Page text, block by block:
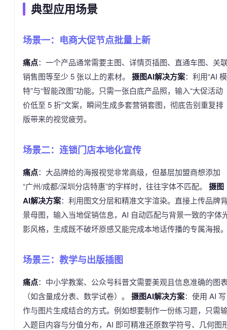
典型应用场景
场景一：电商大促节点批量上新
痛点：一个产品通常需要主图、详情页插图、直通车图、关
销售图等至少 5 张以上的素材。 摄图AI解决方案：利用“AI 模
特”与“智能改图”功能。只需一张白底产品照，输入“大促活动
价低至 5 折”文案，瞬间生成多套营销套图，彻底告别重复排
版带来的视觉疲劳。
场景二：连锁门店本地化宣传
痛点：大品牌给的海报视觉非常高级，但基层加盟商想添加
“广州/成都/深圳分店特惠”的字样时，往往字体不匹配。 摄图
AI解决方案：利用图文分层和精准文字渲染。直接上传品牌
景母图，输入当地促销信息，AI 自动匹配与背景一致的字体
影风格，生成既不破坏原感又能完成本地话传播的专属海报
场景三：教学与出版插图
痛点：中小学教案、公众号科普文需要美观且信息准确的图
（如含量成分表、数学试卷）。 摄图AI解决方案：使用 AI 写
作与图片生成结合的方式。例如想要制作一份练习题，只需
入题目内容与分值分布，AI 即可精准还原数学符号、几何图